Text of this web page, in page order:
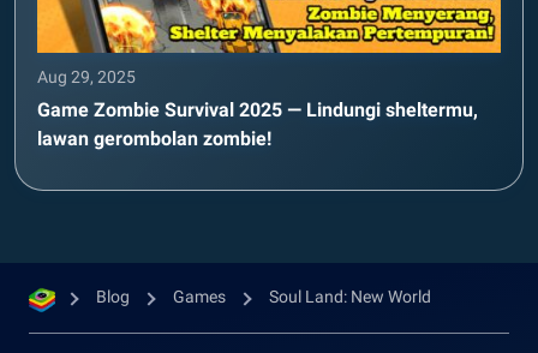
Aug 29, 2025
Game Zombie Survival 2025 — Lindungi sheltermu,
lawan gerombolan zombie!
Blog Games Soul Land: New World